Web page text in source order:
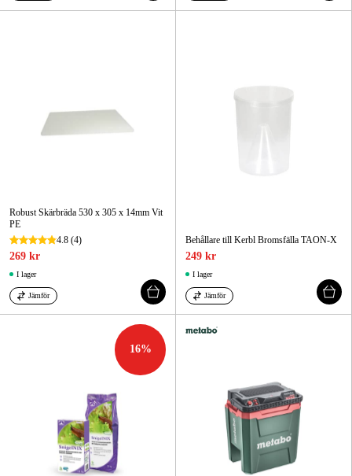
Robust Skärbräda 530 x 305 x 14mm Vit
PE
4.8 (4)
269 kr
I lager
Jämför
Behållare till Kerbl Bromsfälla TAON-X
249 kr
I lager
Jämför
16%